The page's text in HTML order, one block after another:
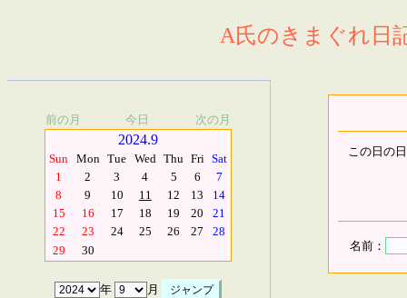
A氏のきまぐれ日
前の月 今日 次の月
2024.9
Sun Mon Tue Wed Thu Fri Sat
1
2 3 4 5 6
7
8
9 10 11 12 13
14
15
16 17 18 19 20
21
22
23 24 25 26 27
28
29
30
年 月
この日の
名前：